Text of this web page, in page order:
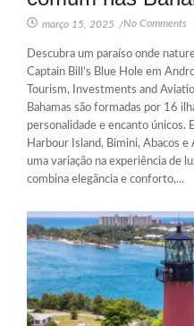
março 15, 2025 /No Comments
Descubra um paraíso onde
Captain Bill’s Blue Hole em
Tourism, Investments and
Bahamas são formadas por 16
personalidade e encanto únicos.
Harbour Island, Bimini, Abacos
uma variação na experiência de
combina elegância e conforto,...